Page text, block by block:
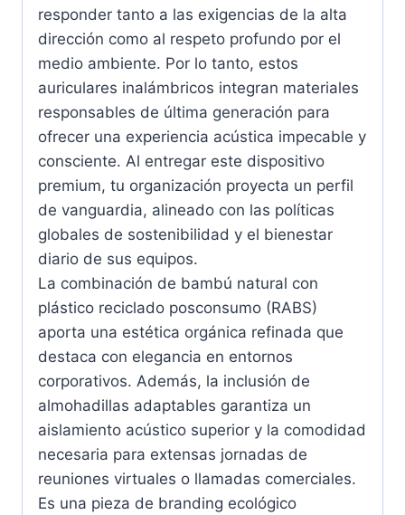
responder tanto a las exigencias de la alta
dirección como al respeto profundo por el
medio ambiente. Por lo tanto, estos
auriculares inalámbricos integran materiales
responsables de última generación para
ofrecer una experiencia acústica impecable y
consciente. Al entregar este dispositivo
premium, tu organización proyecta un perfil
de vanguardia, alineado con las políticas
globales de sostenibilidad y el bienestar
diario de sus equipos.
La combinación de bambú natural con
plástico reciclado posconsumo (RABS)
aporta una estética orgánica refinada que
destaca con elegancia en entornos
corporativos. Además, la inclusión de
almohadillas adaptables garantiza un
aislamiento acústico superior y la comodidad
necesaria para extensas jornadas de
reuniones virtuales o llamadas comerciales.
Es una pieza de branding ecológico